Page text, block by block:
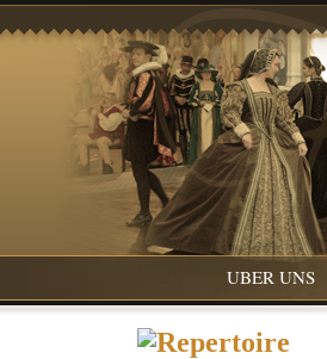
UBER UNS